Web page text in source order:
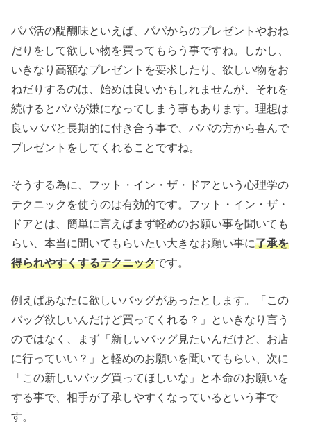
パパ活の醍醐味といえば、パパからのプレゼントやおね
だりをして欲しい物を買ってもらう事ですね。しかし、
いきなり高額なプレゼントを要求したり、欲しい物をお
ねだりするのは、始めは良いかもしれませんが、それを
続けるとパパが嫌になってしまう事もあります。理想は
良いパパと長期的に付き合う事で、パパの方から喜んで
プレゼントをしてくれることですね。
そうする為に、フット・イン・ザ・ドアという心理学の
テクニックを使うのは有効的です。フット・イン・ザ・
ドアとは、簡単に言えばまず軽めのお願い事を聞いても
らい、本当に聞いてもらいたい大きなお願い事に了承を
得られやすくするテクニックです。
例えばあなたに欲しいバッグがあったとします。「この
バッグ欲しいんだけど買ってくれる？」といきなり言う
のではなく、まず「新しいバッグ見たいんだけど、お店
に行っていい？」と軽めのお願いを聞いてもらい、次に
「この新しいバッグ買ってほしいな」と本命のお願いを
する事で、相手が了承しやすくなっているという事で
す。